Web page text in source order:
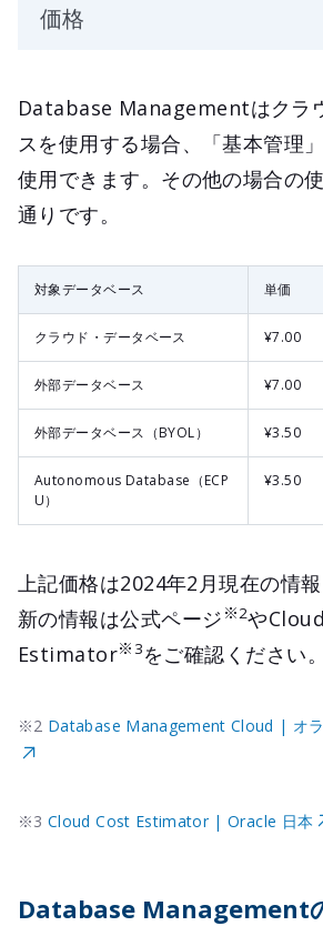
価格
Database Managementはクラ
スを使用する場合、「基本管理
使用できます。その他の場合の
通りです。
対象データベース 単価
クラウド・データベース ¥7.00
外部データベース ¥7.00
外部データベース（BYOL） ¥3.50
Autonomous Database（ECP
U）
¥3.50
上記価格は2024年2月現在の情
新の情報は公式ページ ※2や
Estimator※3をご確認ください。
※2 Database Management Cloud | オ
※3Cloud Cost Estimator | Oracle 日本
Database Management